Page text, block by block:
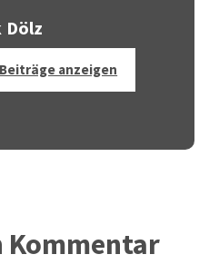
Dölz
anzeigen
Kommentar